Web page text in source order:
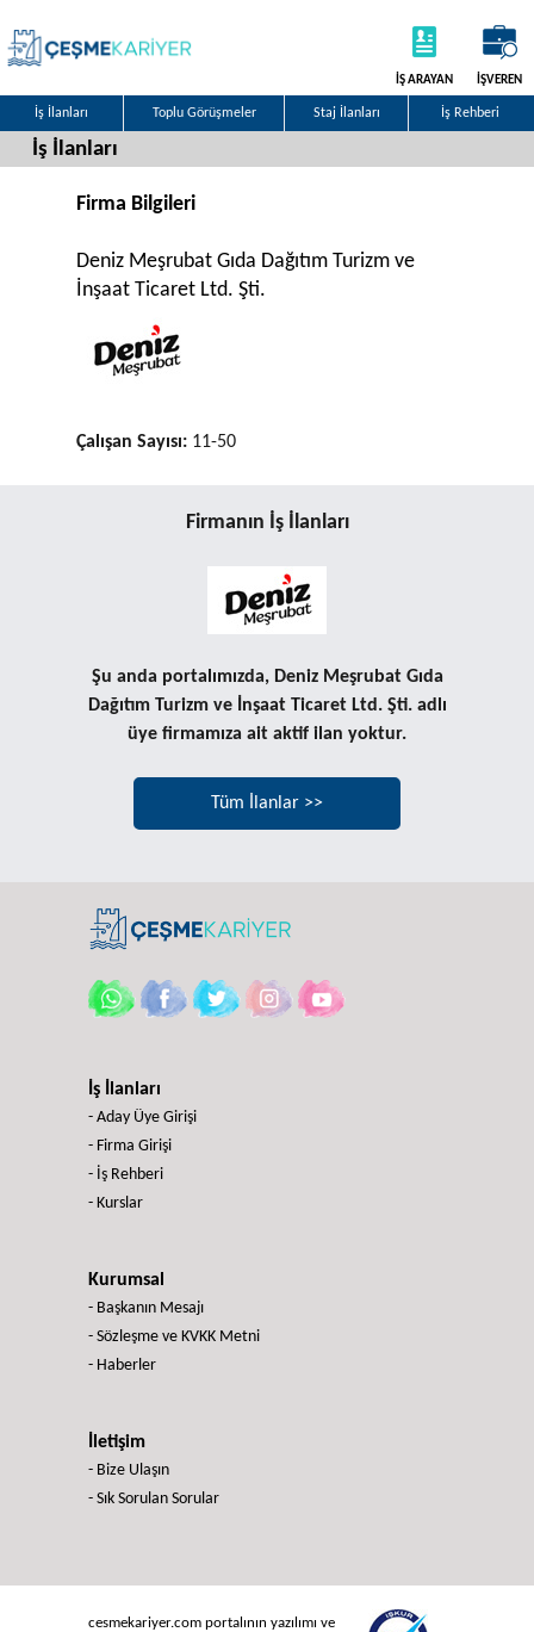
İŞ ARAYAN İŞVEREN
İş İlanları Toplu Görüşmeler Staj İlanları İş Rehberi
İş İlanları
Firma Bilgileri
Deniz Meşrubat Gıda Dağıtım Turizm ve
İnşaat Ticaret Ltd. Şti.
Çalışan Sayısı: 11-50
Firmanın İş İlanları
Şu anda portalımızda, Deniz Meşrubat Gıda
Dağıtım Turizm ve İnşaat Ticaret Ltd. Şti. adlı
üye firmamıza ait aktif ilan yoktur.
Tüm İlanlar >>
İş İlanları
- Aday Üye Girişi
- Firma Girişi
- İş Rehberi
- Kurslar
Kurumsal
- Başkanın Mesajı
- Sözleşme ve KVKK Metni
- Haberler
İletişim
- Bize Ulaşın
- Sık Sorulan Sorular
cesmekariyer.com portalının yazılımı ve